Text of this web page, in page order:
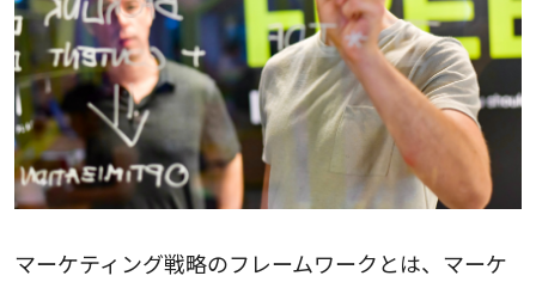
マーケティング戦略のフレームワークとは、マーケ